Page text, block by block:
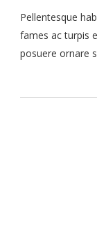
Pellentesque
fames ac turpis
posuere ornare